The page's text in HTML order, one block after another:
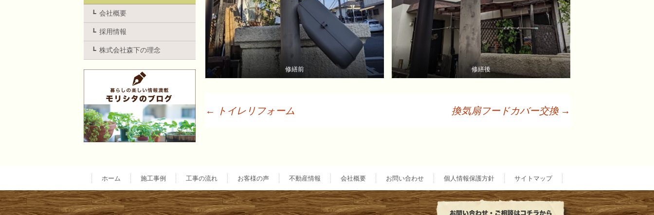
修繕前 修繕後
ナ
← トイレリフォーム 換気扇フードカバー交換 →
会社概要
採用情報
株式会社森下の理念
ホーム 施工事例 工事の流れ お客様の声 不動産情報 会社概要 お問い合わせ 個人情報保護方針 サイトマップ